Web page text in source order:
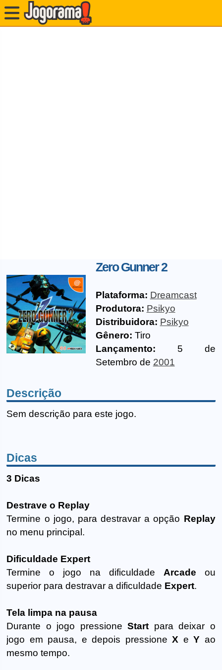
Zero Gunner 2
Plataforma: Dreamcast
Produtora: Psikyo
Distribuidora: Psikyo
Gênero: Tiro
Lançamento: 5 de
Setembro de 2001
Descrição
Sem descrição para este jogo.
Dicas
3 Dicas
Destrave o Replay
Termine o jogo, para destravar a opção Replay
no menu principal.
Dificuldade Expert
Termine o jogo na dificuldade Arcade ou
superior para destravar a dificuldade Expert.
Tela limpa na pausa
Durante o jogo pressioneStart para deixar o
jogo em pausa, e depois pressioneX eY ao
mesmo tempo.